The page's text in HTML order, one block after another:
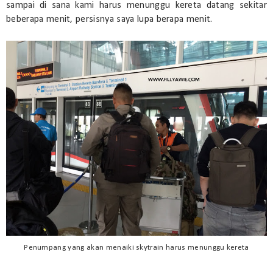
sampai di sana kami harus menunggu kereta datang sekitar
beberapa menit, persisnya saya lupa berapa menit.
Penumpang yang akan menaiki skytrain harus menunggu kereta